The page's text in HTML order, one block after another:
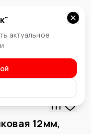
"
актуальное
12мм,